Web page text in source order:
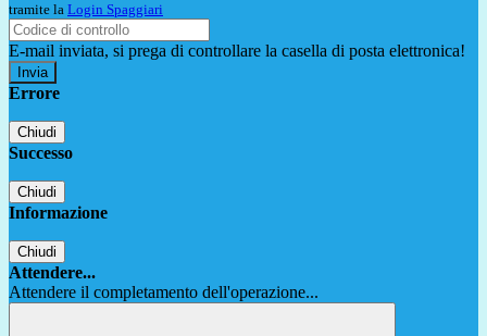
tramite la Login Spaggiari
E-mail inviata, si prega di controllare la casella di posta elettronica!
Errore
Chiudi
Successo
Chiudi
Informazione
Chiudi
Attendere...
Attendere il completamento dell'operazione...